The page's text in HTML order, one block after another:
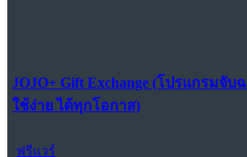
JOJO+ Gift Exchange (โปรแกรมจั
ใช้ง่าย ได้ทุกโอกาส)
ฟรีแวร์